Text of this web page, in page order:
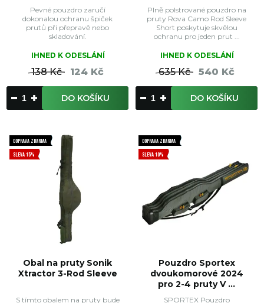
Pevné pouzdro zaručí
dokonalou ochranu špiček
prutů při přepravě nebo
skladování.
IHNED K ODESLÁNÍ
138 Kč 124 Kč
DO KOŠÍKU
Plně polstrované pouzdro na
pruty Rova Camo Rod Sleeve
Short poskytuje skvělou
ochranu pro jeden prut ...
IHNED K ODESLÁNÍ
635 Kč 540 Kč
DO KOŠÍKU
DOPRAVA ZDARMA
SLEVA 15%
Obal na pruty Sonik
Xtractor 3-Rod Sleeve
S tímto obalem na pruty bude
DOPRAVA ZDARMA
SLEVA 10%
Pouzdro Sportex
dvoukomorové 2024
pro 2-4 pruty V ...
SPORTEX Pouzdro